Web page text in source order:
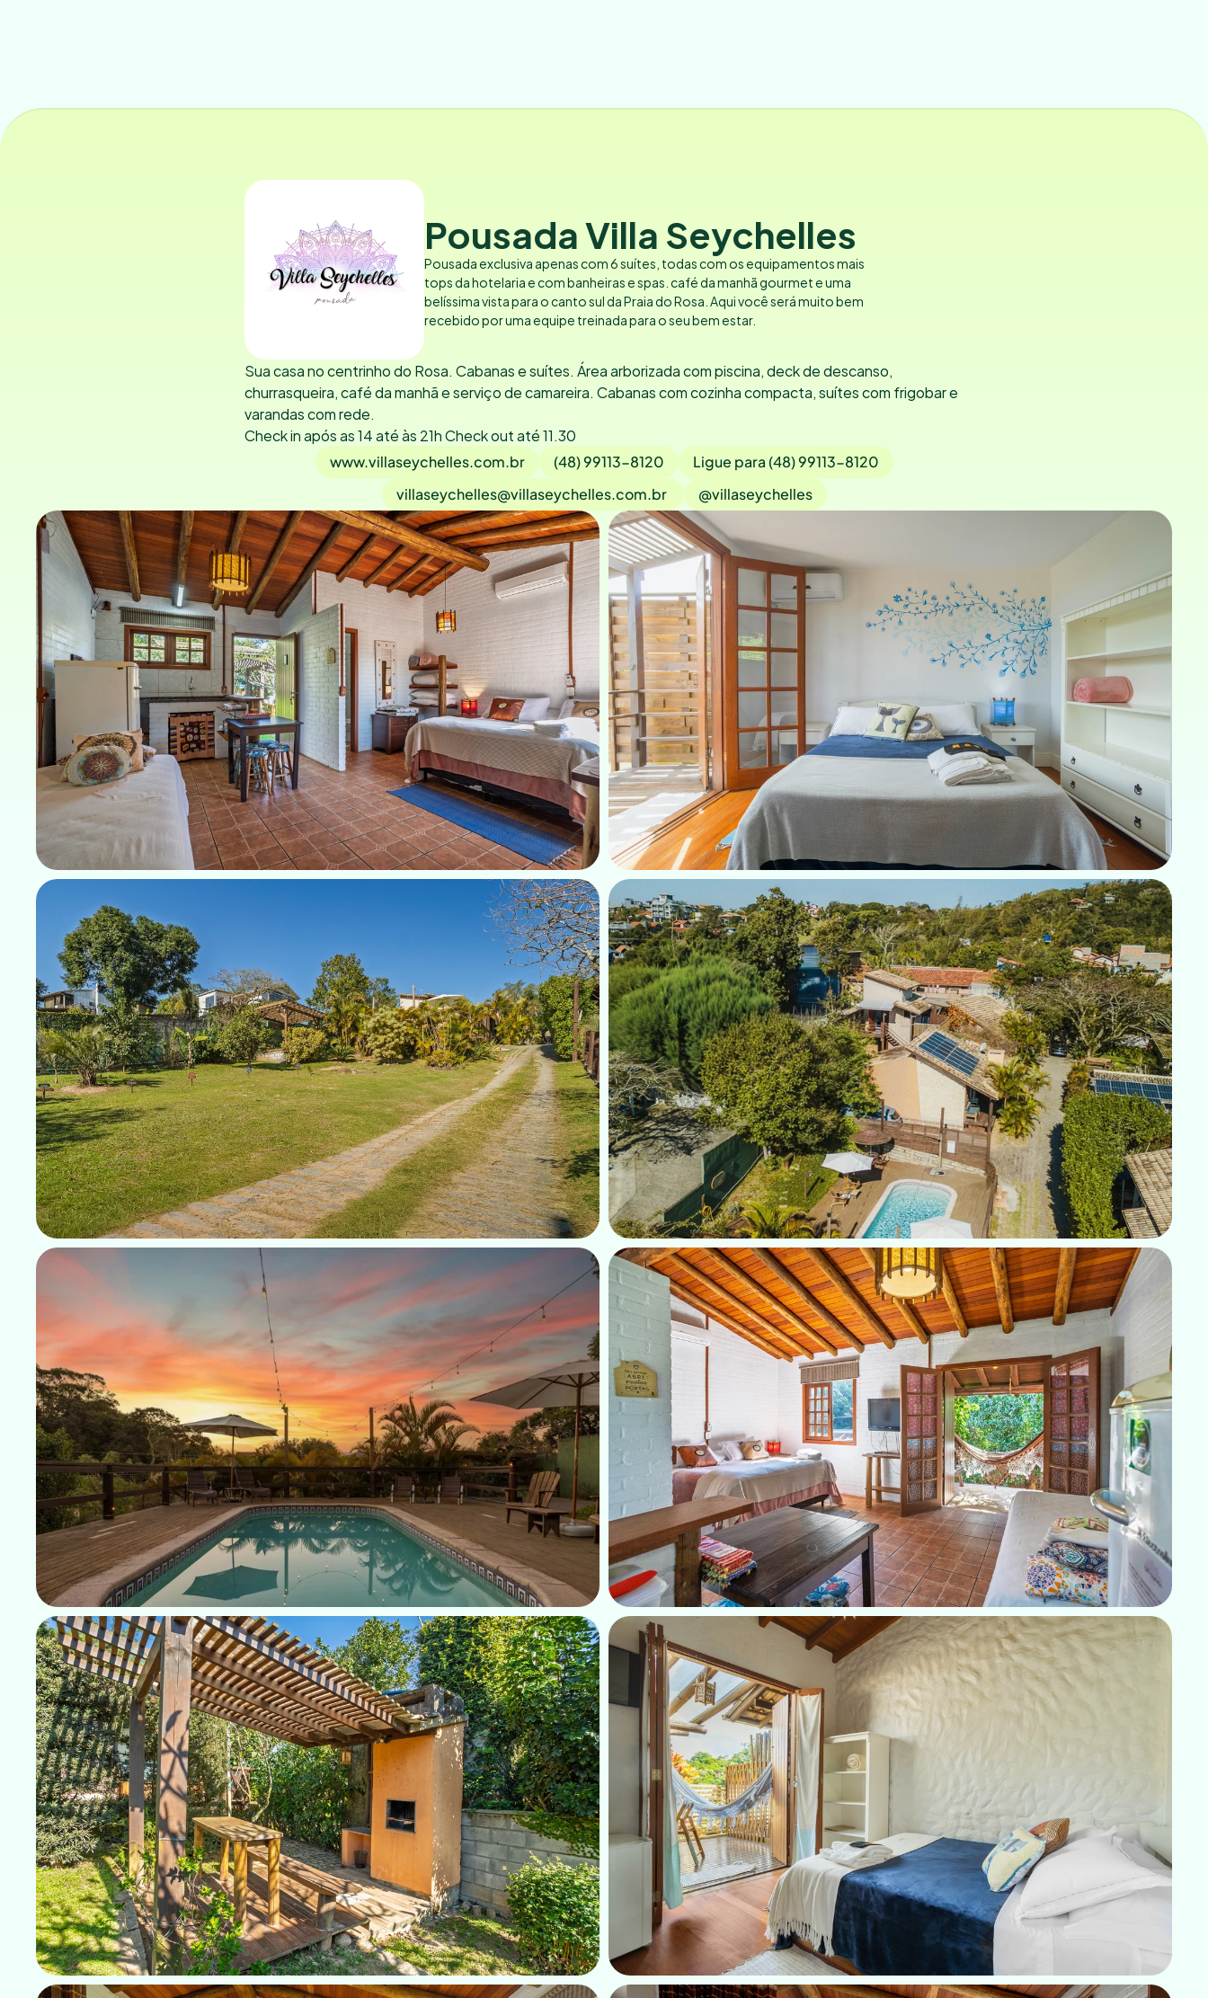
Pousada Villa Seychelles
Pousada exclusiva apenas com 6 suítes, todas com os equipamentos mais
tops da hotelaria e com banheiras e spas. café da manhã gourmet e uma
belíssima vista para o canto sul da Praia do Rosa. Aqui você será muito bem
recebido por uma equipe treinada para o seu bem estar.
Sua casa no centrinho do Rosa. Cabanas e suítes. Área arborizada com piscina, deck de descanso,
churrasqueira, café da manhã e serviço de camareira. Cabanas com cozinha compacta, suítes com frigobar e
varandas com rede.
Check in após as 14 até às 21h Check out até 11.30
www.villaseychelles.com.br (48) 99113-8120
Ligue para (48) 99113-8120
villaseychelles@villaseychelles.com.br
@villaseychelles